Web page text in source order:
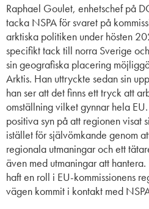
Raphael Goulet, enhetschef på
tacka NSPA försvaret på
arktiska politiken under hösten
specifikttack till norra Sverige
sin geografiska placering
Arktis. Han uttryckte sedansin
han ser att det finns ett tryck att
omställningvilket gynnar hela EU
positiva syn påatt regionen visat
istället för självömkande genom
regionala utmaningar ochett
även med utmaningar att
haft en roll i EU-kommissionens
vägen kommit i kontakt med